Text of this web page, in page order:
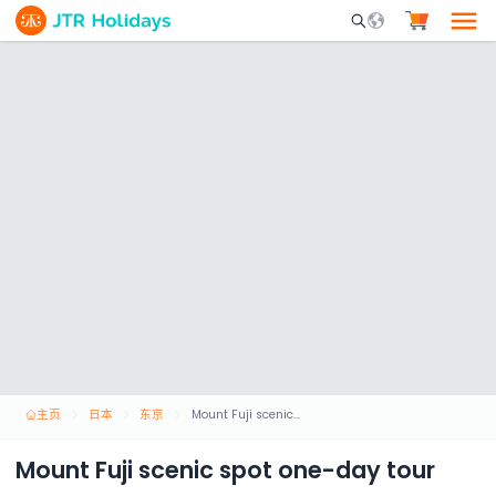
Mobile Search
主页 日本 东京 Mount Fuji scenic spot one-day tour
Mount Fuji scenic spot one-day tour